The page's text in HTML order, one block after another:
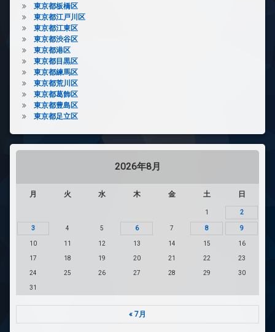
東京都板橋区
東京都江戸川区
東京都江東区
東京都渋谷区
東京都港区
東京都目黒区
東京都練馬区
東京都荒川区
東京都葛飾区
東京都豊島区
東京都足立区
2026年8月
月 火 水 木 金 土 日
1 2
3 4 5 6 7 8 9
10 11 12 13 14 15 16
17 18 19 20 21 22 23
24 25 26 27 28 29 30
31
« 7月